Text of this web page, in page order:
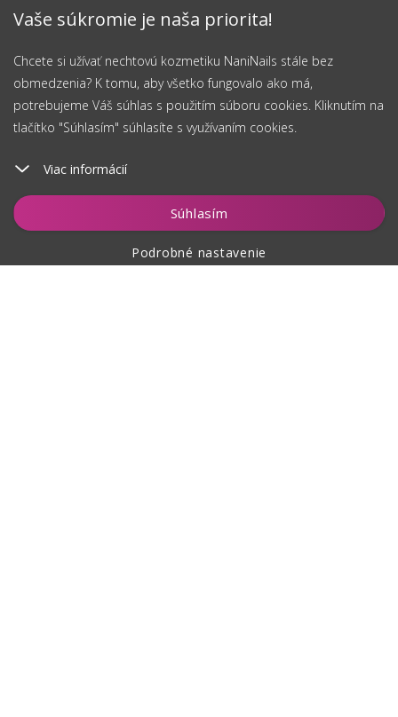
Vaše súkromie je naša priorita!
Chcete si užívať nechtovú kozmetiku NaniNails stále bez
obmedzenia? K tomu, aby všetko fungovalo ako má,
potrebujeme Váš súhlas s použitím súboru cookies. Kliknutím na
tlačítko "Súhlasím" súhlasíte s využívaním cookies.
Viac informácií
Súhlasím
Podrobné nastavenie